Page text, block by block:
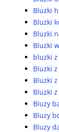
Bluzki
Bluzki
Bluzki
Bluzki
bluzki
Bluzki
Bluzki
Bluzki
Bluzy
Bluzy
Bluzy